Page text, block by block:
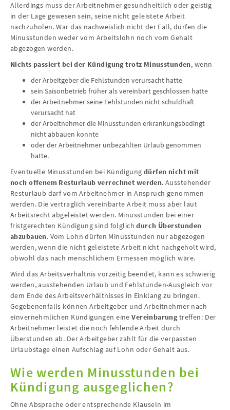
Allerdings muss der Arbeitnehmer gesundheitlich oder geistig
in der Lage gewesen sein, seine nicht geleistete Arbeit
nachzuholen. War das nachweislich nicht der Fall, dürfen die
Minusstunden weder vom Arbeitslohn noch vom Gehalt
abgezogen werden.
Nichts passiert bei der Kündigung trotz Minusstunden, wenn
der Arbeitgeber die Fehlstunden verursacht hatte
sein Saisonbetrieb früher als vereinbart geschlossen hatte
der Arbeitnehmer seine Fehlstunden nicht schuldhaft
verursacht hat
der Arbeitnehmer die Minusstunden erkrankungsbedingt
nicht abbauen konnte
oder der Arbeitnehmer unbezahlten Urlaub genommen
hatte.
Eventuelle Minusstunden bei Kündigung dürfen nicht mit
noch offenem Resturlaub verrechnet werden. Ausstehender
Resturlaub darf vom Arbeitnehmer in Anspruch genommen
werden. Die vertraglich vereinbarte Arbeit muss aber laut
Arbeitsrecht abgeleistet werden. Minusstunden bei einer
fristgerechten Kündigung sind folglichdurch Überstunden
abzubauen. Vom Lohn dürfen Minusstunden nur abgezogen
werden, wenn die nicht geleistete Arbeit nicht nachgeholt wird,
obwohl das nach menschlichem Ermessen möglich wäre.
Wird das Arbeitsverhältnis vorzeitig beendet, kann es schwierig
werden, ausstehenden Urlaub und Fehlstunden-Ausgleich vor
dem Ende des Arbeitsverhältnisses in Einklang zu bringen.
Gegebenenfalls können Arbeitgeber und Arbeitnehmer nach
einvernehmlichen Kündigungen eineVereinbarungtreffen: Der
Arbeitnehmer leistet die noch fehlende Arbeit durch
Überstunden ab. Der Arbeitgeber zahlt für die verpassten
Urlaubstage einen Aufschlag auf Lohn oder Gehalt aus.
Wie werden Minusstunden bei
Kündigung ausgeglichen?
Ohne Absprache oder entsprechende Klauseln im